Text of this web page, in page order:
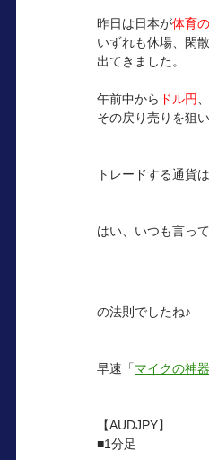
昨日は日本が体育
いずれも休場、閑
出てきました。
午前中から ドル円
その戻り売りを狙い
トレードする通貨
はい、いつも言っ
の法則でしたね♪
早速「マイクの神器
【AUDJPY】
■1分足